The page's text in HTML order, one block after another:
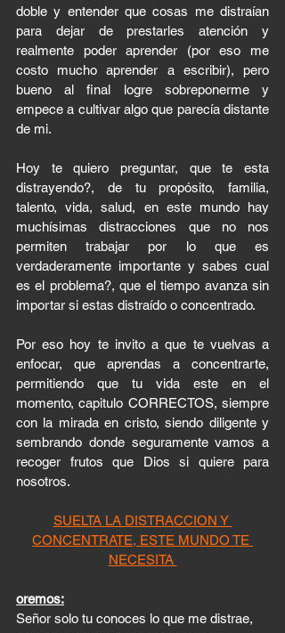
doble y entender que cosas me distraían
para dejar de prestarles atención y
realmente poder aprender (por eso me
costo mucho aprender a escribir), pero
bueno al final logre sobreponerme y
empece a cultivar algo que parecía distante
de mi.
Hoy te quiero preguntar, que te esta
distrayendo?, de tu propósito, familia,
talento, vida, salud, en este mundo hay
muchísimas distracciones que no nos
permiten trabajar por lo que es
verdaderamente importante y sabes cual
es el problema?, que el tiempo avanza sin
importar si estas distraído o concentrado.
Por eso hoy te invito a que te vuelvas a
enfocar, que aprendas a concentrarte,
permitiendo que tu vida este en el
momento, capitulo CORRECTOS, siempre
con la mirada en cristo, siendo diligente y
sembrando donde seguramente vamos a
recoger frutos que Dios si quiere para
nosotros.
SUELTA LA DISTRACCION Y
CONCENTRATE, ESTE MUNDO TE
NECESITA
oremos:
Señor solo tu conoces lo que me distrae,